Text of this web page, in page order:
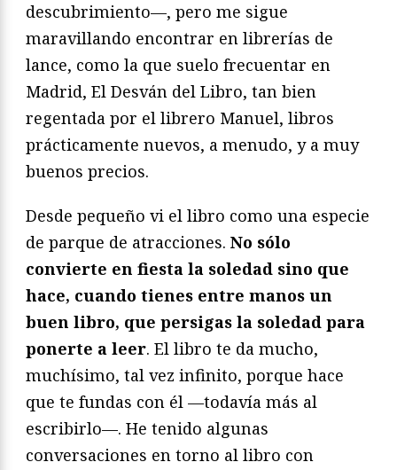
descubrimiento—, pero me sigue
maravillando encontrar en librerías de
lance, como la que suelo frecuentar en
Madrid, El Desván del Libro, tan bien
regentada por el librero Manuel, libros
prácticamente nuevos, a menudo, y a muy
buenos precios.
Desde pequeño vi el libro como una especie
de parque de atracciones. No sólo
convierte en fiesta la soledad sino que
hace, cuando tienes entre manos un
buen libro, que persigas la soledad para
ponerte a leer. El libro te da mucho,
muchísimo, tal vez infinito, porque hace
que te fundas con él —todavía más al
escribirlo—. He tenido algunas
conversaciones en torno al libro con